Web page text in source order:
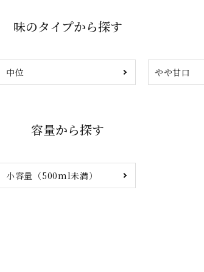
味のタイプから探す
中位 やや甘口
容量から探す
小容量（500ml未満）